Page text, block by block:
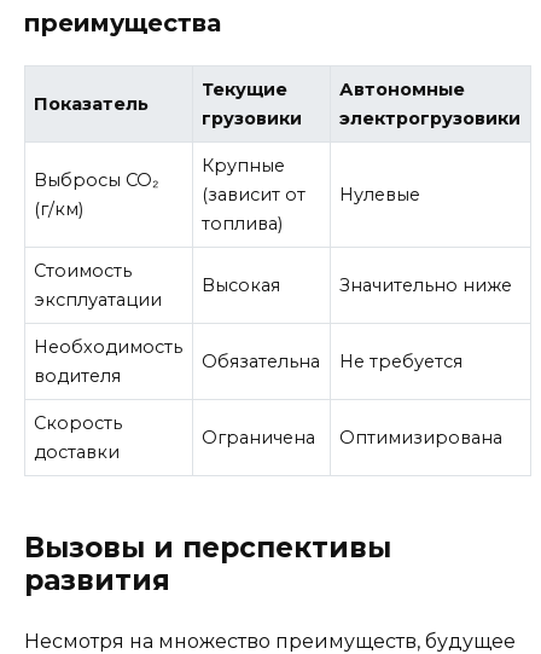
преимущества
Показатель
Текущие
грузовики
Автономные
электрогрузовики
Выбросы CO₂
(г/км)
Крупные
(зависит от
топлива)
Нулевые
Стоимость
эксплуатации
Высокая Значительно ниже
Необходимость
водителя
Обязательна Не требуется
Скорость
доставки
Ограничена Оптимизирована
Вызовы и перспективы
развития
Несмотря на множество преимуществ, будущее